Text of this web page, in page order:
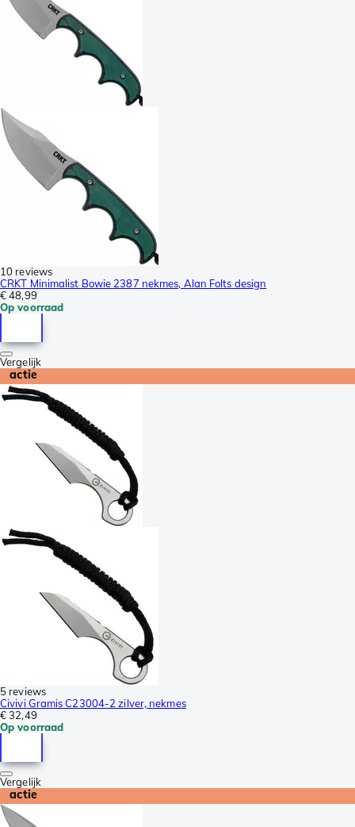
10 reviews
CRKT Minimalist Bowie 2387 nekmes, Alan Folts design
€ 48,99
Op voorraad
Vergelijk
actie
5 reviews
Civivi Gramis C23004-2 zilver, nekmes
€ 32,49
Op voorraad
Vergelijk
actie